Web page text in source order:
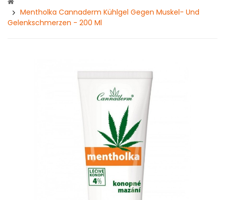
Mentholka Cannaderm Kühlgel Gegen Muskel- Und
Gelenkschmerzen - 200 Ml